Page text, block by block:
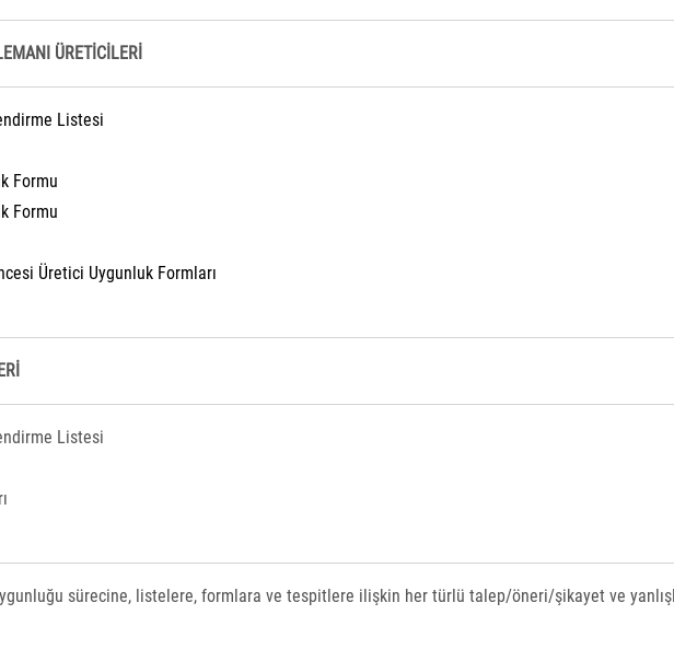
ÜRETİCİLERİ
Listesi
Formu
Formu
Üretici Uygunluk Formları
Listesi
sürecine, listelere, formlara ve tespitlere ilişkin her türlü talep/öneri/şikayet ve